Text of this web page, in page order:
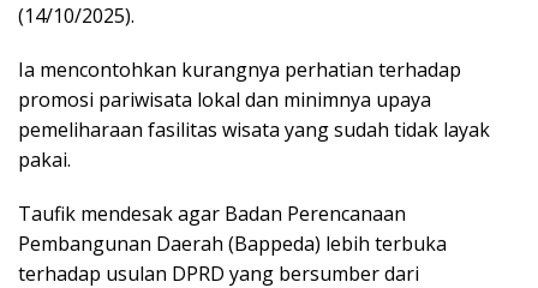
(14/10/2025).
Ia mencontohkan kurangnya perhatian terhadap
promosi pariwisata lokal dan minimnya upaya
pemeliharaan fasilitas wisata yang sudah tidak layak
pakai.
Taufik mendesak agar Badan Perencanaan
Pembangunan Daerah (Bappeda) lebih terbuka
terhadap usulan DPRD yang bersumber dari